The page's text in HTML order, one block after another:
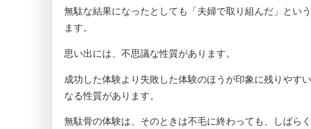
無駄な結果になったとしても「夫婦で取り組んだ」とい
ます。
思い出には、不思議な性質があります。
成功した体験より失敗した体験のほうが印象に残りやす
なる性質があります。
無駄骨の体験は、そのときは不毛に終わっても、しばら